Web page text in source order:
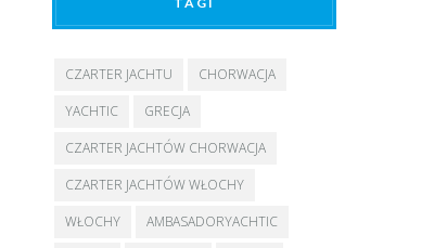
CZARTER JACHTU
CHORWACJA
YACHTIC
GRECJA
CZARTER JACHTÓW CHORWACJA
CZARTER JACHTÓW WŁOCHY
WŁOCHY
AMBASADORYACHTIC